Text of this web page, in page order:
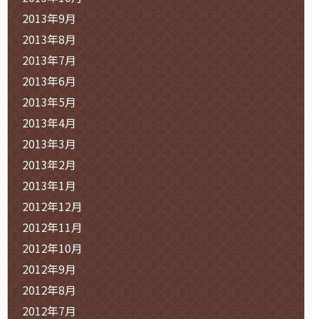
2013年9月
2013年8月
2013年7月
2013年6月
2013年5月
2013年4月
2013年3月
2013年2月
2013年1月
2012年12月
2012年11月
2012年10月
2012年9月
2012年8月
2012年7月